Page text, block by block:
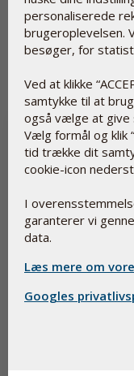
personaliserede
brugeroplevelsen.
besøger, for
Ved at klikke
samtykke til at
også vælge at give
Vælg formål og klik
tid trække dit
cookie-icon
I
garanterer vi
data.
Læs mere om
Googles